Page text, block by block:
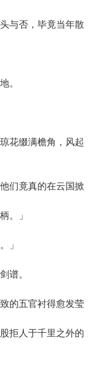
与否，毕竟当年散
。
花缀满檐角，风起
们竟真的在云国掀
。」
」
谱。
的五官衬得愈发莹
拒人于千里之外的